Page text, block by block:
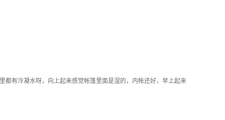
都有冷凝水呀，向上起来感觉帐篷里面是湿的，内帐还好，早上起来